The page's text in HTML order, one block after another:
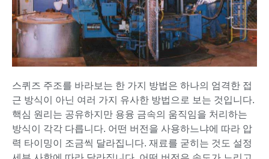
스퀴즈 주조를 바라보는 한 가지 방법은 하나의 엄격한 접
근 방식이 아닌 여러 가지 유사한 방법으로 보는 것입니다.
핵심 원리는 공유하지만 용융 금속의 움직임을 처리하는
방식이 각각 다릅니다. 어떤 버전을 사용하느냐에 따라 압
력 타이밍이 조금씩 달라집니다. 재료를 굳히는 것도 설정